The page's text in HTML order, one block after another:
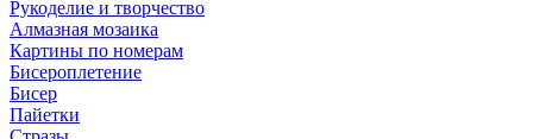
Рукоделие и творчество
Алмазная мозаика
Картины по номерам
Бисероплетение
Бисер
Пайетки